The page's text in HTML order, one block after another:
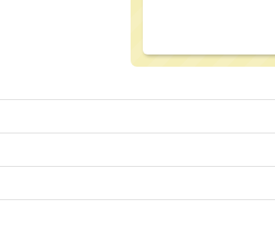
オフィスにはもちろん
仕様・付属品
■W1215/D415/H1810